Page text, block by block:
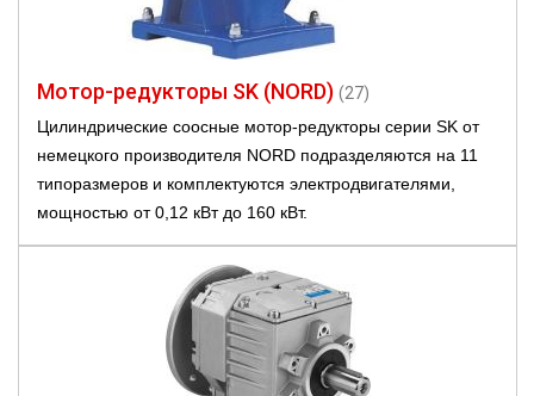
Мотор-редукторы SK (NORD) (27)
Цилиндрические соосные мотор-редукторы серии SK от
немецкого производителя NORD подразделяются на 11
типоразмеров и комплектуются электродвигателями,
мощностью от 0,12 кВт до 160 кВт.